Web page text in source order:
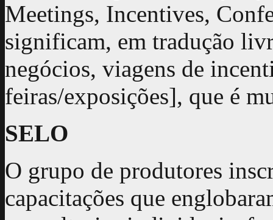
Meetings, Incentives,
significam, em tradução
negócios, viagens de
feiras/exposições], que é
SELO
O grupo de produtores
capacitações que